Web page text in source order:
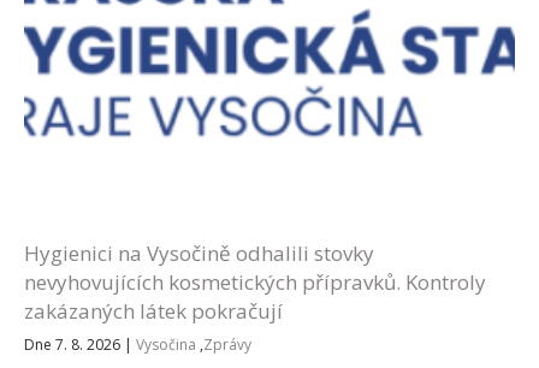
Hygienici na Vysočině odhalili stovky
nevyhovujících kosmetických přípravků. Kontroly
zakázaných látek pokračují
Dne 7. 8. 2026 | Vysočina ,Zprávy